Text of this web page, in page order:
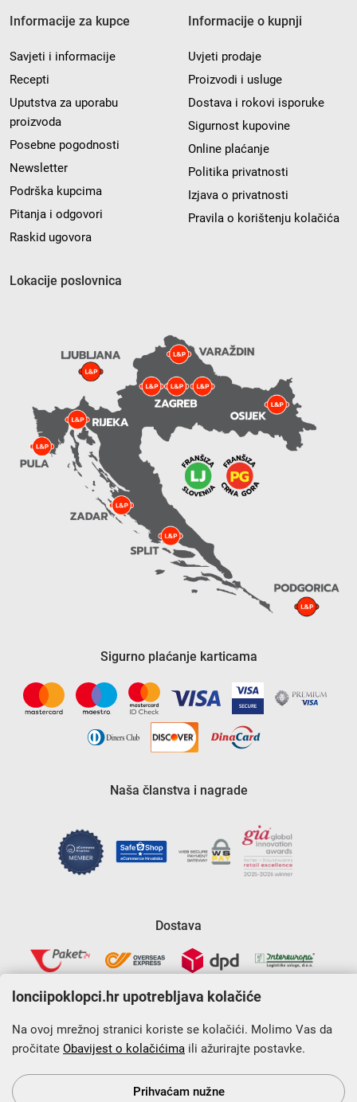
Informacije za kupce
Savjeti i informacije
Recepti
Uputstva za uporabu
proizvoda
Posebne pogodnosti
Newsletter
Podrška kupcima
Pitanja i odgovori
Raskid ugovora
Informacije o kupnji
Uvjeti prodaje
Proizvodi i usluge
Dostava i rokovi isporuke
Sigurnost kupovine
Online plaćanje
Politika privatnosti
Izjava o privatnosti
Pravila o korištenju kolačića
Lokacije poslovnica
Sigurno plaćanje karticama
Naša članstva i nagrade
Dostava
Krajnji primatelj financijskog instrumenta sufinanciranog iz
Europskog fonda za regionalni razvoj u sklopu Operativnog
programa „Konkurentnost i kohezija”.
lonciipoklopci.hr upotrebljava kolačiće
Na ovoj mrežnoj stranici koriste se kolačići. Molimo Vas da
pročitate Obavijest o kolačićima ili ažurirajte postavke.
Prihvaćam nužne